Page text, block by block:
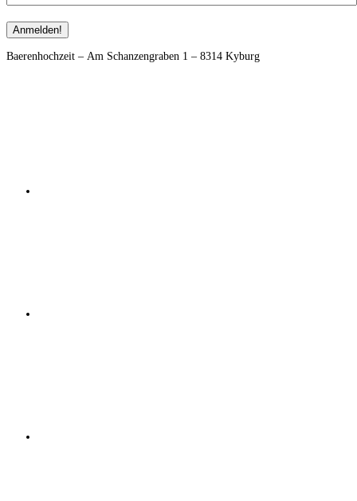
Footer
Baerenhochzeit – Am Schanzengraben 1 – 8314 Kyburg